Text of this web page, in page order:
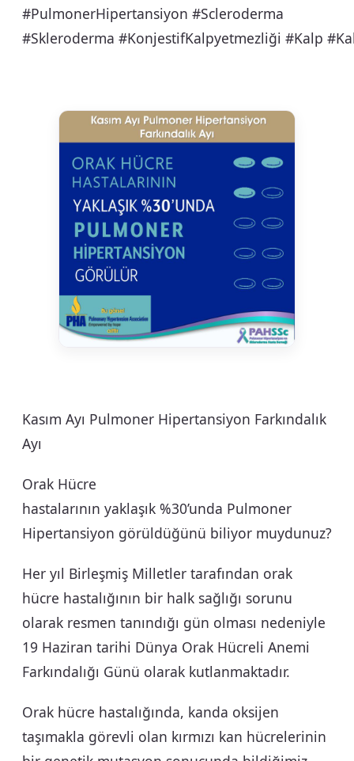
#PulmonerHipertansiyon #Scleroderma
#Skleroderma #KonjestifKalpyetmezliği #Kalp
Kasım Ayı Pulmoner Hipertansiyon Farkındalık
Ayı
Orak Hücre
hastalarının yaklaşık %30’unda Pulmoner
Hipertansiyon görüldüğünü biliyor muydunuz?
Her yıl Birleşmiş Milletler tarafından orak
hücre hastalığının bir halk sağlığı sorunu
olarak resmen tanındığı gün olması nedeniyle
19 Haziran tarihi Dünya Orak Hücreli Anemi
Farkındalığı Günü olarak kutlanmaktadır.
Orak hücre hastalığında, kanda oksijen
taşımakla görevli olan kırmızı kan hücrelerinin